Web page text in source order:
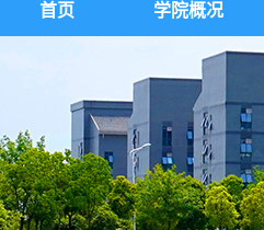
首页 学院概况